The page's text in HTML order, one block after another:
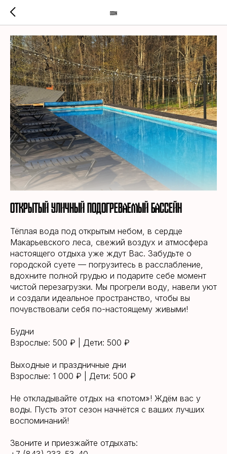
Odin
Открытый уличный подогреваемый бассейн
Тёплая вода под открытым небом, в сердце
Макарьевского леса, свежий воздух и атмосфера
настоящего отдыха уже ждут Вас. Забудьте о
городской суете — погрузитесь в расслабление,
вдохните полной грудью и подарите себе момент
чистой перезагрузки. Мы прогрели воду, навели уют
и создали идеальное пространство, чтобы вы
почувствовали себя по-настоящему живыми!
Будни
Взрослые: 500 ₽ | Дети: 500 ₽
Выходные и праздничные дни
Взрослые: 1 000 ₽ | Дети: 500 ₽
Не откладывайте отдых на «потом»! Ждём вас у
воды. Пусть этот сезон начнётся с ваших лучших
воспоминаний!
Звоните и приезжайте отдыхать: